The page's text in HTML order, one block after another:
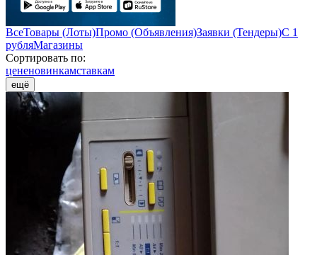
ВсеТовары (Лоты)Промо (Объявления)Заявки (Тендеры)С 1
рубляМагазины
Сортировать по:
цененовинкамставкам
ещё